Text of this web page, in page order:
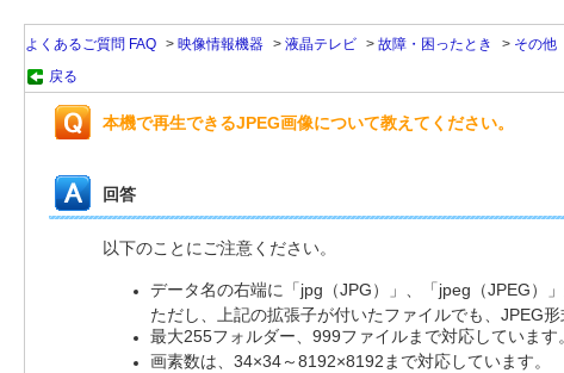
よくあるご質問 FAQ > 映像情報機器 > 液晶テレビ > 故障・困ったとき > その他
戻る
本機で再生できるJPEG画像について教えてください。
回答
以下のことにご注意ください。
データ名の右端に「jpg（JPG）」、「jpeg（JPEG）
ただし、上記の拡張子が付いたファイルでも、JPEG
最大255フォルダー、999ファイルまで対応しています。
画素数は、34×34～8192×8192まで対応しています。